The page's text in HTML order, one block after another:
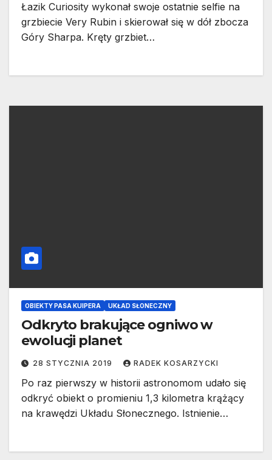
Łazik Curiosity wykonał swoje ostatnie selfie na
grzbiecie Very Rubin i skierował się w dół zbocza
Góry Sharpa. Kręty grzbiet…
OBIEKTY PASA KUIPERA UKŁAD SŁONECZNY
Odkryto brakujące ogniwo w
ewolucji planet
28 STYCZNIA 2019 RADEK KOSARZYCKI
Po raz pierwszy w historii astronomom udało się
odkryć obiekt o promieniu 1,3 kilometra krążący
na krawędzi Układu Słonecznego. Istnienie…